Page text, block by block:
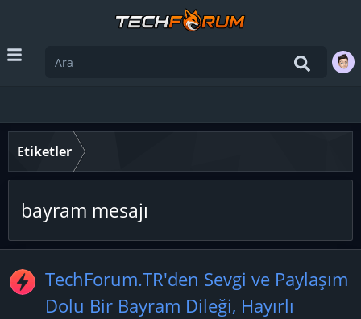
Etiketler
bayram mesajı
TechForum.TR'den Sevgi ve Paylaşım
Dolu Bir Bayram Dileği, Hayırlı